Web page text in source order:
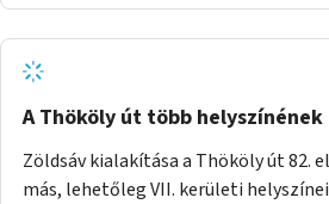
A Thököly út több
Zöldsáv kialakítása a Thököly út 82.
más, lehetőleg VII. kerületi